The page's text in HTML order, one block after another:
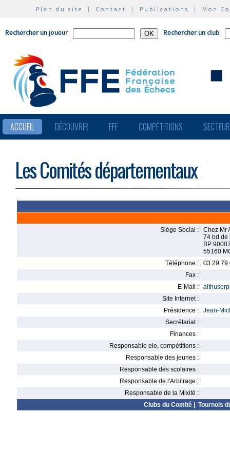
Plan du site | Contact | Publications | Mon
Rechercher un joueur Rechercher un club
ACCUEIL DÉCOUVRIR FFE COMPÉTITIONS
Les Comités départementaux
Siège Social :
Chez Mr
74 bd de
BP
55160
Téléphone :
03 29 79
Fax :
E-Mail :
Site Internet :
Présidence :
Jean-
Secrétariat :
Finances :
Responsable elo, compétitions :
Responsable des jeunes :
Responsable des scolaires :
Responsable de l'Arbitrage :
Responsable de la Mixité :
Clubs du Comité| Tournois